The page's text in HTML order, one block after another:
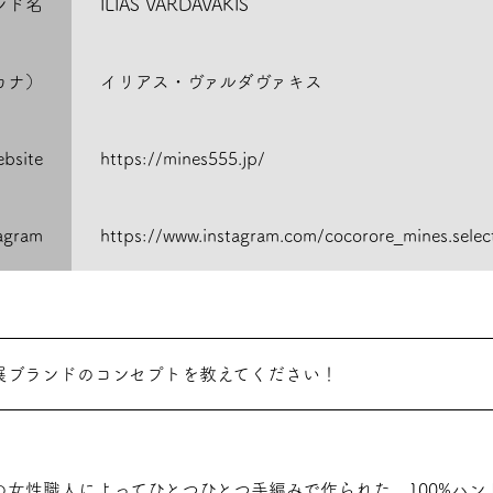
ド名 ILIAS VARDAVAKIS
） イリアス・ヴァルダヴァキス
https://mines555.jp/
https://www.instagram.com/
ランドのコンセプトを教えてください！